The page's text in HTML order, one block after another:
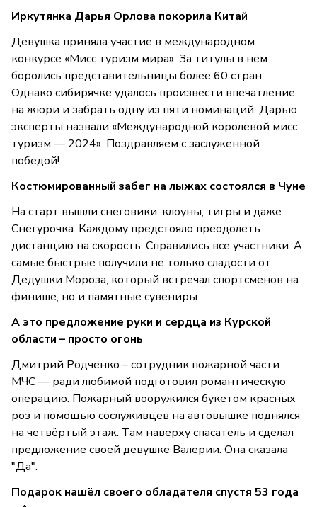
Иркутянка Дарья Орлова покорила Китай
Девушка приняла участие в международном
конкурсе «Мисс туризм мира». За титулы в нём
боролись представительницы более 60 стран.
Однако сибирячке удалось произвести впечатление
на жюри и забрать одну из пяти номинаций. Дарью
эксперты назвали «Международной королевой мисс
туризм — 2024». Поздравляем с заслуженной
победой!
Костюмированный забег на лыжах состоялся в Чуне
На старт вышли снеговики, клоуны, тигры и даже
Снегурочка. Каждому предстояло преодолеть
дистанцию на скорость. Справились все участники. А
самые быстрые получили не только сладости от
Дедушки Мороза, который встречал спортсменов на
финише, но и памятные сувениры.
А это предложение руки и сердца из Курской
области – просто огонь
Дмитрий Родченко – сотрудник пожарной части
МЧС — ради любимой подготовил романтическую
операцию. Пожарный вооружился букетом красных
роз и помощью сослуживцев на автовышке поднялся
на четвёртый этаж. Там наверху спасатель и сделал
предложение своей девушке Валерии. Она сказала
"Да".
Подарок нашёл своего обладателя спустя 53 года